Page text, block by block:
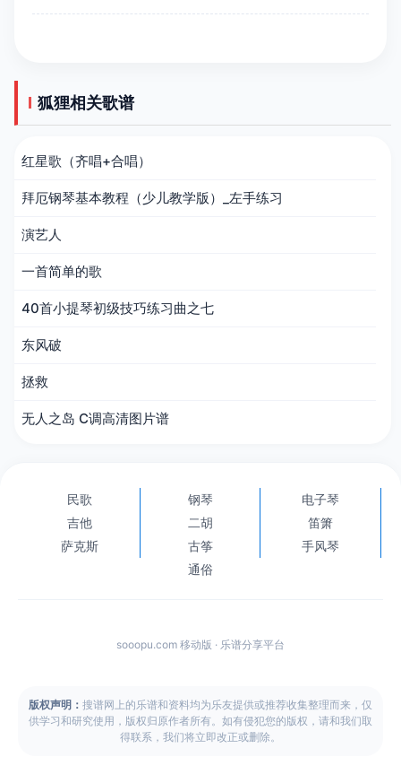
狐狸相关歌谱
红星歌（齐唱+合唱）
拜厄钢琴基本教程（少儿教学版）_左手练习
演艺人
一首简单的歌
40首小提琴初级技巧练习曲之七
东风破
拯救
无人之岛 C调高清图片谱
民歌 钢琴
电子琴
吉他
二胡
笛箫
萨克斯
古筝
手风琴
通俗
sooopu.com 移动版 · 乐谱分享平台
版权声明： 搜谱网上的乐谱和资料均为乐友提供或推荐收集整理而来，仅
供学习和研究使用，版权归原作者所有。如有侵犯您的版权，请和我们取
得联系，我们将立即改正或删除。